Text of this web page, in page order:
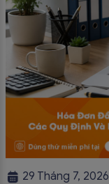
29 Tháng 7, 2026